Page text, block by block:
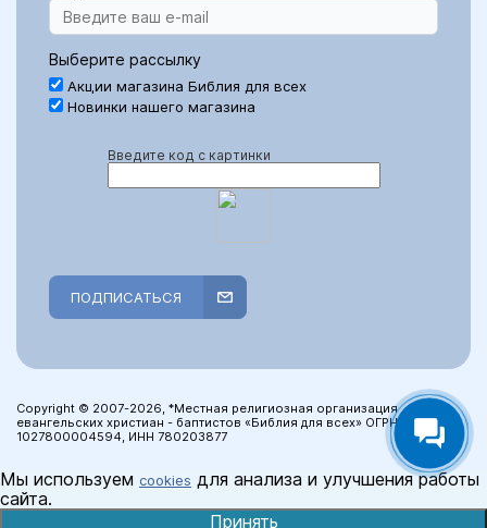
Выберите рассылку
Акции магазина Библия для всех
Новинки нашего магазина
Введите код с картинки
ПОДПИСАТЬСЯ
Copyright © 2007-2026, *Местная религиозная организация
евангельских христиан - баптистов «Библия для всех» ОГРН:
1027800004594, ИНН 780203877
Мы используем cookies для анализа и улучшения работы
сайта.
Принять